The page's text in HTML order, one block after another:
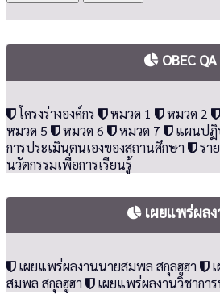
OBEC QA
โครงร่างองค์กร หมวด 1 หมวด 2
หมวด 5
หมวด 6 หมวด 7 แผนปฏิ
การประเมินตนเองของสถานศึกษา
รา
นวัตกรรมเพื่อการเรียนรู้
เผยแพร่ผล
เผยแพร่ผลงานนายสมพล สกุลฮูฮา
เ
สมพล สกุลฮูฮา
เผยแพร่ผลงานวิชากา